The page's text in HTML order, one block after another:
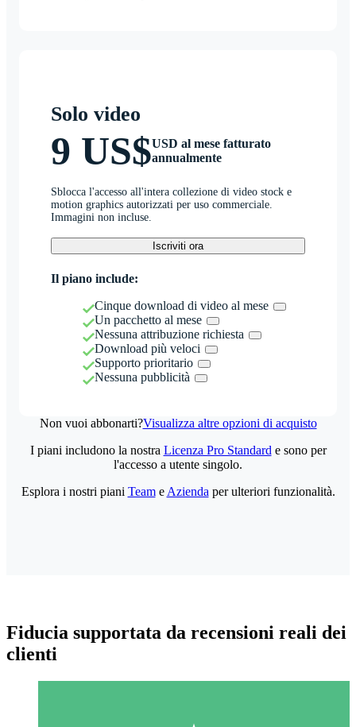
Solo video
9 US$USD al mese fatturato
annualmente
Sblocca l'accesso all'intera collezione di video stock e
motion graphics autorizzati per uso commerciale.
Immagini non incluse.
Iscriviti ora
Il piano include:
Cinque download di video al mese
Un pacchetto al mese
Nessuna attribuzione richiesta
Download più veloci
Supporto prioritario
Nessuna pubblicità
Non vuoi abbonarti?Visualizza altre opzioni di acquisto
I piani includono la nostra Licenza Pro Standard e sono per
l'accesso a utente singolo.
Esplora i nostri piani Teame Azienda per ulteriori funzionalità.
Fiducia supportata da recensioni reali dei
clienti